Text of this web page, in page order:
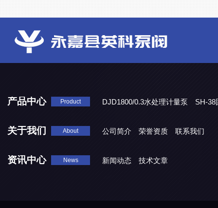
产品中心 Product DJD1800/0.3水处理计量泵
SH-38
关于我们 About 公司简介 荣誉资质 联系我们
资讯中心 News 新闻动态 技术文章